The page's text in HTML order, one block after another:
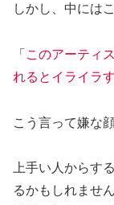
しかし、中には
「 このアーティ
れるとイライラ
こう言って嫌な
上手い人からす
るかもしれませ